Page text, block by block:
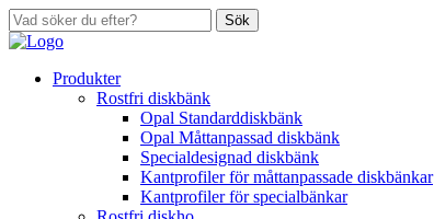
Sök
Produkter
Rostfri diskbänk
Opal Standarddiskbänk
Opal Måttanpassad diskbänk
Specialdesignad diskbänk
Kantprofiler för måttanpassade diskbänkar
Kantprofiler för specialbänkar